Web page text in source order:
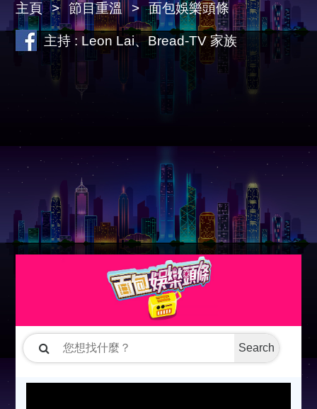
主頁 節目重溫 面包娛樂頭條
主持 : Leon Lai、Bread-TV 家族
Search